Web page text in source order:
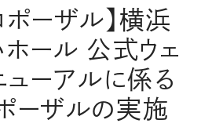
ポーザル】横浜
ール 公式ウェ
ューアルに係る
ーザルの実施